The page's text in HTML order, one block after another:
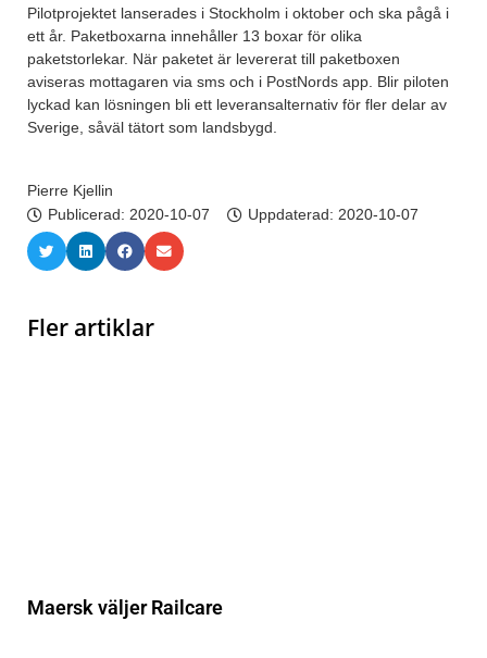
Pilotprojektet lanserades i Stockholm i oktober och ska pågå i
ett år. Paketboxarna innehåller 13 boxar för olika
paketstorlekar. När paketet är levererat till paketboxen
aviseras mottagaren via sms och i PostNords app. Blir piloten
lyckad kan lösningen bli ett leveransalternativ för fler delar av
Sverige, såväl tätort som landsbygd.
Pierre Kjellin
Publicerad: 2020-10-07 Uppdaterad: 2020-10-07
Fler artiklar
Maersk väljer Railcare